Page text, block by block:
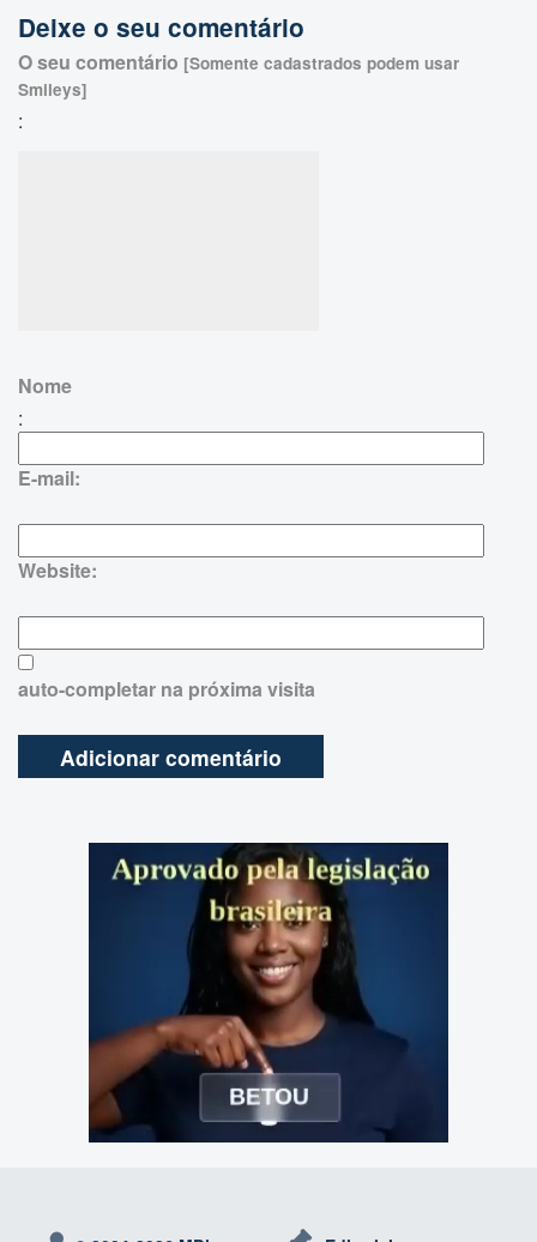
Deixe o seu comentário
O seu comentário [Somente cadastrados podem usar
Smileys]
:
Nome
:
E-mail:
Website:
auto-completar na próxima visita